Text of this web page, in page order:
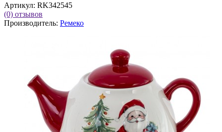
Артикул: RK342545
(0) отзывов
Производитель: Ремеко